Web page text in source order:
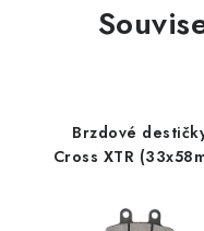
Brzdové
Cross XTR